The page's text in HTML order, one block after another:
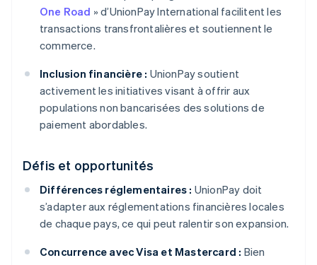
One Road » d’UnionPay International facilitent les
transactions transfrontalières et soutiennent le
commerce.
Inclusion financière : UnionPay soutient
activement les initiatives visant à offrir aux
populations non bancarisées des solutions de
paiement abordables.
Défis et opportunités
Différences réglementaires : UnionPay doit
s’adapter aux réglementations financières locales
de chaque pays, ce qui peut ralentir son expansion.
Concurrence avec Visa et Mastercard : Bien